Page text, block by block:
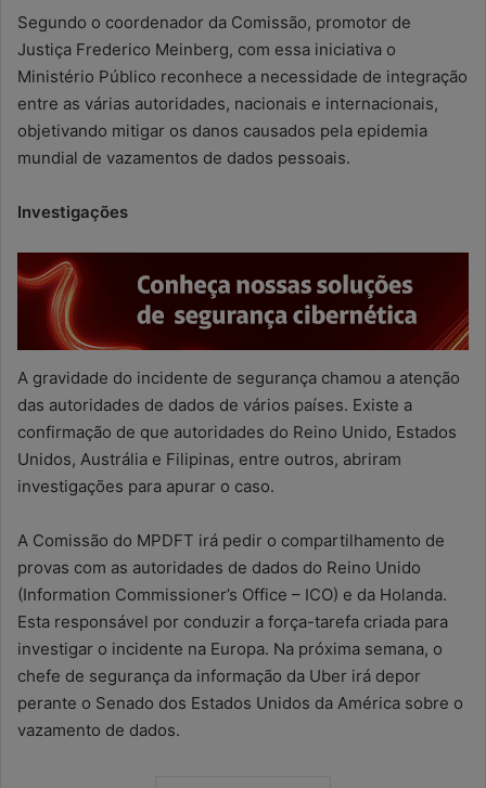
Segundo o coordenador da Comissão, promotor de
Justiça Frederico Meinberg, com essa iniciativa o
Ministério Público reconhece a necessidade de integração
entre as várias autoridades, nacionais e internacionais,
objetivando mitigar os danos causados pela epidemia
mundial de vazamentos de dados pessoais.
Investigações
A gravidade do incidente de segurança chamou a atenção
das autoridades de dados de vários países. Existe a
confirmação de que autoridades do Reino Unido, Estados
Unidos, Austrália e Filipinas, entre outros, abriram
investigações para apurar o caso.
A Comissão do MPDFT irá pedir o compartilhamento de
provas com as autoridades de dados do Reino Unido
(Information Commissioner’s Office – ICO) e da Holanda.
Esta responsável por conduzir a força-tarefa criada para
investigar o incidente na Europa. Na próxima semana, o
chefe de segurança da informação da Uber irá depor
perante o Senado dos Estados Unidos da América sobre o
vazamento de dados.